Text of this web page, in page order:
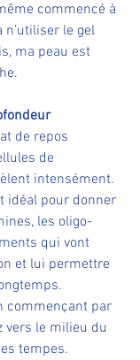
commencé à
n’utiliser le gel
ma peau est
de repos
de
intensément.
idéal pour donner
les oligo-
qui vont
et lui permettre
commençant par
vers le milieu du
tempes.